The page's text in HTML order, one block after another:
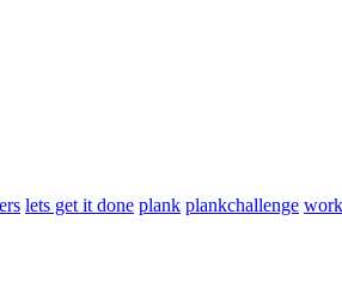
lets get it done plank plankchallenge